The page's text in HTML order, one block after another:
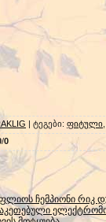
| ტეგები: ფიტული
/0
ჩემპიონი რიკ